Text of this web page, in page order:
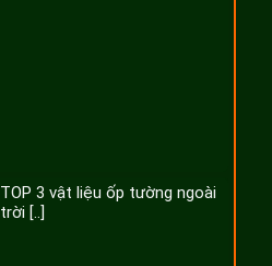
TOP 3 vật liệu ốp tường ngoài
trời [..]